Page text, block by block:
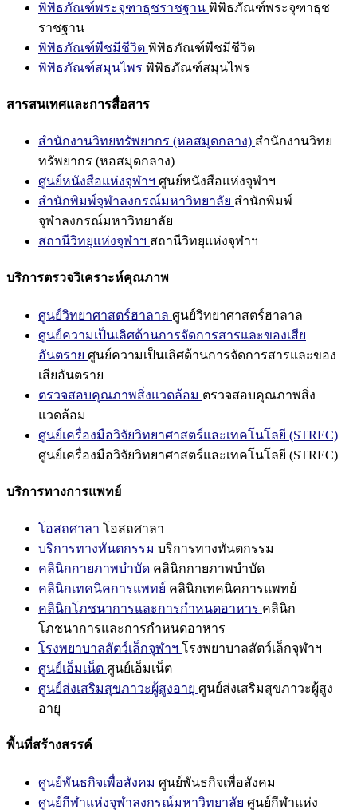
พิพิธภัณฑ์พระจุฑาธุชราชฐาน พิพิธภัณฑ์พระจุฑาธุช
ราชฐาน
พิพิธภัณฑ์พืชมีชีวิต พิพิธภัณฑ์พืชมีชีวิต
พิพิธภัณฑ์สมุนไพร พิพิธภัณฑ์สมุนไพร
สารสนเทศและการสื่อสาร
สำนักงานวิทยทรัพยากร (หอสมุดกลาง) สำนักงานวิทย
ทรัพยากร (หอสมุดกลาง)
ศูนย์หนังสือแห่งจุฬาฯ ศูนย์หนังสือแห่งจุฬาฯ
สำนักพิมพ์จุฬาลงกรณ์มหาวิทยาลัย สำนักพิมพ์
จุฬาลงกรณ์มหาวิทยาลัย
สถานีวิทยุแห่งจุฬาฯ สถานีวิทยุแห่งจุฬาฯ
บริการตรวจวิเคราะห์คุณภาพ
ศูนย์วิทยาศาสตร์ฮาลาล ศูนย์วิทยาศาสตร์ฮาลาล
ศูนย์ความเป็นเลิศด้านการจัดการสารและของเสีย
อันตราย ศูนย์ความเป็นเลิศด้านการจัดการสารและของ
เสียอันตราย
ตรวจสอบคุณภาพสิ่งแวดล้อม ตรวจสอบคุณภาพสิ่ง
แวดล้อม
ศูนย์เครื่องมือวิจัยวิทยาศาสตร์และเทคโนโลยี (STREC)
ศูนย์เครื่องมือวิจัยวิทยาศาสตร์และเทคโนโลยี (STREC)
บริการทางการแพทย์
โอสถศาลา โอสถศาลา
บริการทางทันตกรรม บริการทางทันตกรรม
คลินิกกายภาพบำบัด คลินิกกายภาพบำบัด
คลินิกเทคนิคการแพทย์ คลินิกเทคนิคการแพทย์
คลินิกโภชนาการและการกำหนดอาหาร คลินิก
โภชนาการและการกำหนดอาหาร
โรงพยาบาลสัตว์เล็กจุฬาฯ โรงพยาบาลสัตว์เล็กจุฬาฯ
ศูนย์เอ็มเน็ต ศูนย์เอ็มเน็ต
ศูนย์ส่งเสริมสุขภาวะผู้สูงอายุ ศูนย์ส่งเสริมสุขภาวะผู้สูง
อายุ
พื้นที่สร้างสรรค์
ศูนย์พันธกิจเพื่อสังคม ศูนย์พันธกิจเพื่อสังคม
ศูนย์กีฬาแห่งจุฬาลงกรณ์มหาวิทยาลัย ศูนย์กีฬาแห่ง